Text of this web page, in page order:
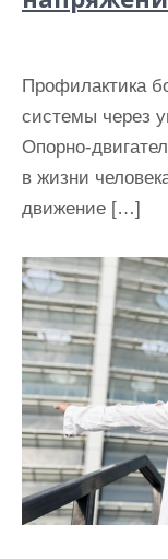
Профилактика
системы через
Опорно-
в жизни
движение […]